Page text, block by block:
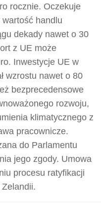
rocznie. Oczekuje
handlu
dekady nawet o 30
z UE może
Inwestycje UE w
wzrostu nawet o 80
bezprecedensowe
rozwoju,
klimatycznego z
pracownicze.
do Parlamentu
jego zgody. Umowa
procesu ratyfikacji